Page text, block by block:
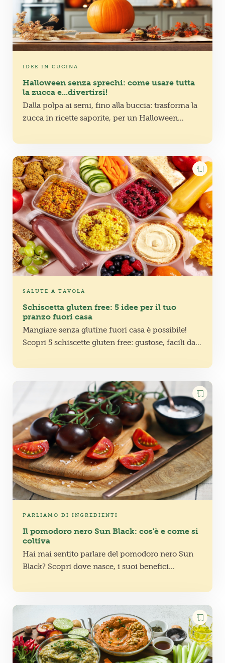
IDEE IN CUCINA
Halloween senza sprechi: come usare tutta
la zucca e...divertirsi!
Dalla polpa ai semi, fino alla buccia: trasforma la
zucca in ricette saporite, per un Halloween
SALUTE A TAVOLA
Schiscetta gluten free: 5 idee per il tuo
pranzo fuori casa
Mangiare senza glutine fuori casa è possibile!
Scopri 5 schiscette gluten free: gustose, facili da
all’università!
PARLIAMO DI INGREDIENTI
Il pomodoro nero Sun Black: cos'è e come si
coltiva
Hai mai sentito parlare del pomodoro nero Sun
Black? Scopri dove nasce, i suoi benefici
coltivarlo con successo nel tuo orto!